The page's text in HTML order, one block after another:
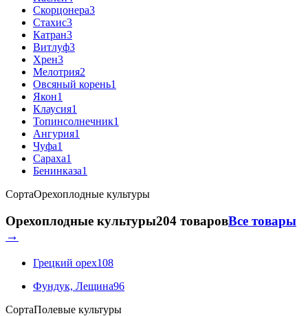
Скорцонера3
Стахис3
Катран3
Витлуф3
Хрен3
Мелотрия2
Овсяный корень1
Якон1
Клаусия1
Топинсолнечник1
Ангурия1
Чуфа1
Сараха1
Бенинказа1
СортаОрехоплодные культуры
Орехоплодные культуры204 товаровВсе товары
→
Грецкий орех108
Фундук, Лещина96
СортаПолевые культуры